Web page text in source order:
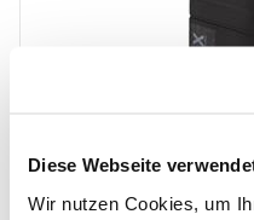
Diese Webseite
Wir nutzen Cookies, um